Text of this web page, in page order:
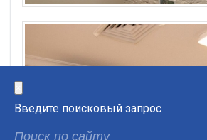
Введите поисковый запрос